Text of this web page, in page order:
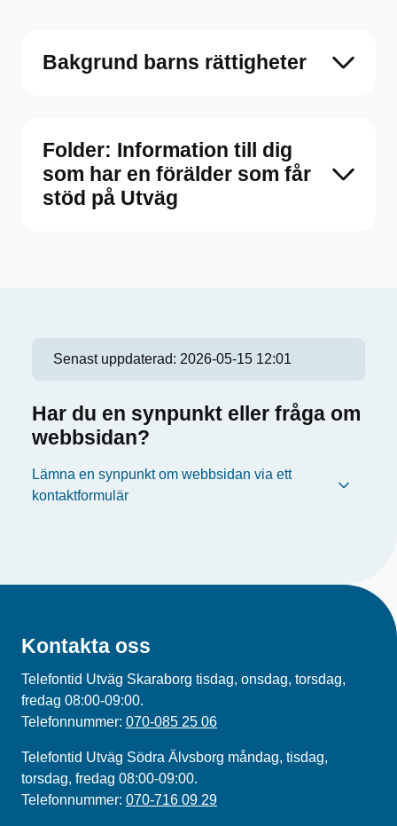
Bakgrund barns rättigheter
Folder: Information till dig
som har en förälder som får
stöd på Utväg
Senast uppdaterad: 2026-05-15 12:01
Har du en synpunkt eller fråga om
webbsidan?
Lämna en synpunkt om webbsidan via ett
kontaktformulär
Kontakta oss
Telefontid Utväg Skaraborg tisdag, onsdag, torsdag,
fredag 08:00-09:00.
Telefonnummer: 070-085 25 06
Telefontid Utväg Södra Älvsborg måndag, tisdag,
torsdag, fredag 08:00-09:00.
Telefonnummer: 070-716 09 29